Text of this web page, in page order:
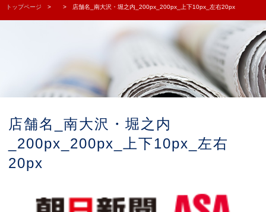
トップページ 店舗名_南大沢・堀之内_200px_200px_上下10px_左右20px
店舗名_南大沢・堀之内
_200px_200px_上下10px_左右
20px